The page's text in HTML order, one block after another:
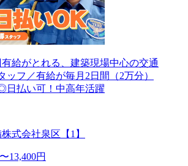
給がとれる、建築現場中心の交通
ッフ／有給が毎月2日間（2万分）
日払い可！中高年活躍
式会社泉区【1】
13,400円